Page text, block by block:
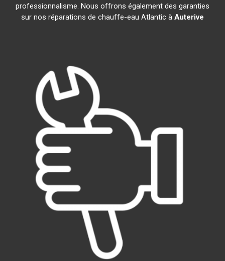
professionnalisme. Nous offrons également des garanties
sur nos réparations de chauffe-eau Atlantic à Auterive